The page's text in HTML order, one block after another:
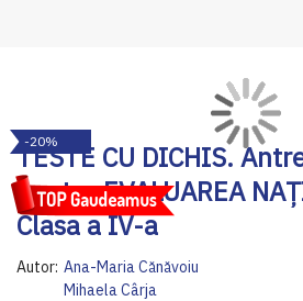
TESTE CU DICHIS.
pentru EVALUAREA
Clasa a IV-a
Autor: Ana-Maria Cănăvoiu
Mihaela Cârja
to
the
end
of
the
images
gallery
-20%